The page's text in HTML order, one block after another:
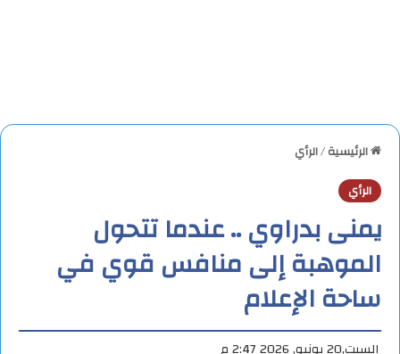
الرئيسية/الرأي
الرأي
يمنى بدراوي .. عندما تتحول
الموهبة إلى منافس قوي في
ساحة الإعلام